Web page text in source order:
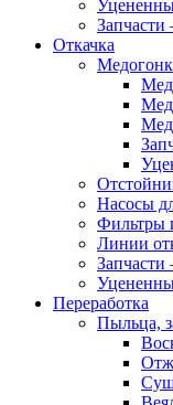
Запчасти
Откачка
Насосы
Фильтры
Линии
Запчасти
Переработка
Пыльца,